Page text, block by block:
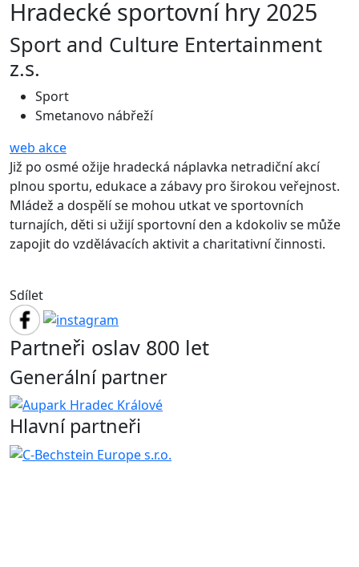
Hradecké sportovní hry 2025
Sport and Culture Entertainment
z.s.
Sport
Smetanovo nábřeží
web akce
Již po osmé ožije hradecká náplavka netradiční akcí
plnou sportu, edukace a zábavy pro širokou veřejnost.
Mládež a dospělí se mohou utkat ve sportovních
turnajích, děti si užijí sportovní den a kdokoliv se může
zapojit do vzdělávacích aktivit a charitativní činnosti.
Sdílet
Partneři oslav 800 let
Generální partner
Hlavní partneři